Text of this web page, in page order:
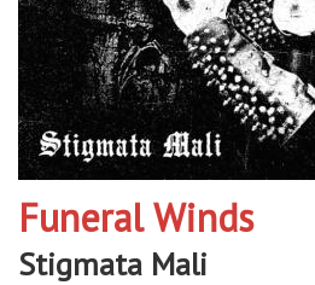
Funeral Winds
Stigmata Mali